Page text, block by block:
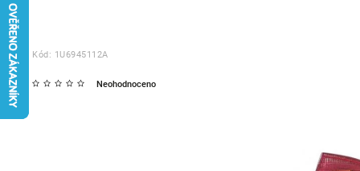
Kód: 1U6945112A
Neohodnoceno